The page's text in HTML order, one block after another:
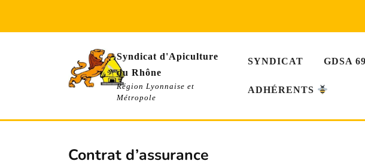
content
Syndicat d'Apiculture
du Rhône
Région Lyonnaise et
Métropole
SYNDICAT GDSA 69
ADHÉRENTS
Contrat d’assurance